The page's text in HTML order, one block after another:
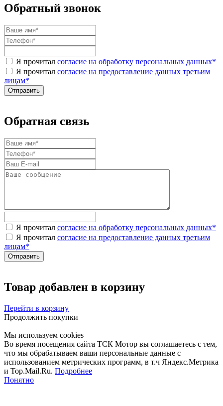
Обратный звонок
Я прочитал согласие на обработку персональных данных*
Я прочитал согласие на предоставление данных третьим
лицам*
Обратная связь
Я прочитал согласие на обработку персональных данных*
Я прочитал согласие на предоставление данных третьим
лицам*
Товар добавлен в корзину
Перейти в корзину
Продолжить покупки
Мы используем cookies
Во время посещения сайта ТСК Мотор вы соглашаетесь с тем,
что мы обрабатываем ваши персональные данные с
использованием метрических программ, в т.ч Яндекс.Метрика
и Top.Mail.Ru. Подробнее
Понятно